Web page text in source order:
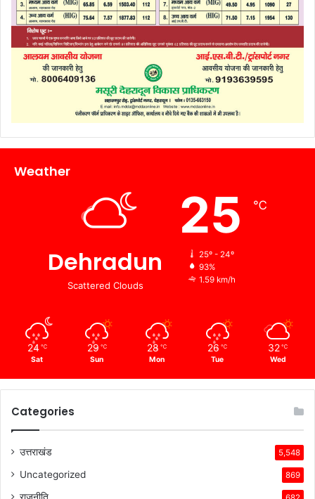
Weather
Dehradun
Scattered Clouds
25 ℃
25º - 24º
93%
1.59 km/h
24 ℃
Sat
29 ℃
Sun
28 ℃
Mon
26 ℃
Tue
32 ℃
Wed
Categories
उत्तराखंड 5,548
Uncategorized 869